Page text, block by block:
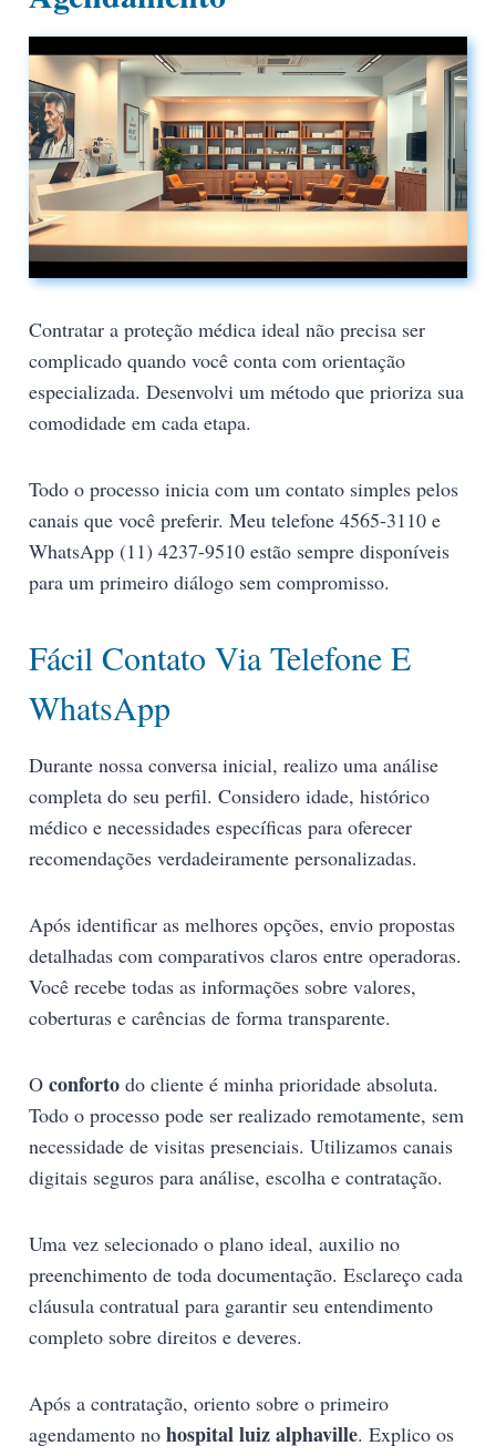
Contratar a proteção médica ideal não precisa ser
complicado quando você conta com orientação
especializada. Desenvolvi um método que prioriza sua
comodidade em cada etapa.
Todo o processo inicia com um contato simples pelos
canais que você preferir. Meu telefone 4565-3110 e
WhatsApp (11) 4237-9510 estão sempre disponíveis
para um primeiro diálogo sem compromisso.
Fácil Contato Via Telefone E
WhatsApp
Durante nossa conversa inicial, realizo uma análise
completa do seu perfil. Considero idade, histórico
médico e necessidades específicas para oferecer
recomendações verdadeiramente personalizadas.
Após identificar as melhores opções, envio propostas
detalhadas com comparativos claros entre operadoras.
Você recebe todas as informações sobre valores,
coberturas e carências de forma transparente.
O conforto do cliente é minha prioridade absoluta.
Todo o processo pode ser realizado remotamente, sem
necessidade de visitas presenciais. Utilizamos canais
digitais seguros para análise, escolha e contratação.
Uma vez selecionado o plano ideal, auxilio no
preenchimento de toda documentação. Esclareço cada
cláusula contratual para garantir seu entendimento
completo sobre direitos e deveres.
Após a contratação, oriento sobre o primeiro
agendamento no hospital luiz alphaville. Explico os